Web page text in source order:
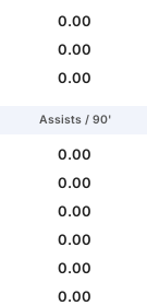
0.00
0.00
0.00
Assists / 90'
0.00
0.00
0.00
0.00
0.00
0.00